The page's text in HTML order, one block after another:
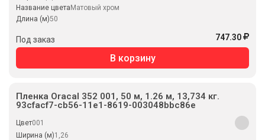
Название цвета Матовый хром
Длина (м)50
Под заказ 747.30
В корзину
Пленка Oracal 352 001, 50 м, 1.26 м, 13,734 кг.
93cfacf7-cb56-11e1-8619-003048bbc86e
Цвет001
Ширина (м)1,26